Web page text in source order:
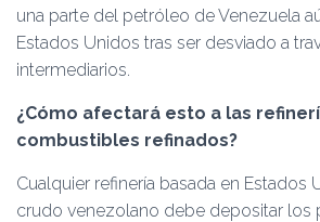
una parte del petróleo de Venezuela
Estados Unidos tras ser desviado a
intermediarios.
¿Cómo afectará esto a las
combustibles refinados?
Cualquier refinería basada en
crudo venezolano debe depositar los